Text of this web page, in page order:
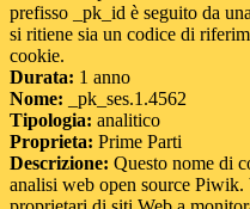
prefisso _pk_id è seguito da
si ritiene sia un codice di
cookie.
Durata: 1 anno
Nome: _pk_ses.1.4562
Tipologia: analitico
Proprieta: Prime Parti
Descrizione: Questo nome di
analisi web open source